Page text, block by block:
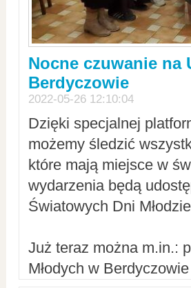
Nocne czuwanie na
Berdyczowie
2022-05-26 12:10:04
Dzięki specjalnej
możemy śledzić
które mają miejsce w
wydarzenia będą
Światowych Dni
Już teraz można m.in.:
Młodych w